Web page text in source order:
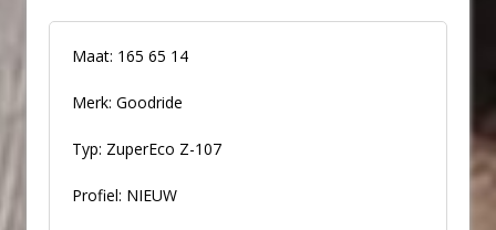
Maat: 165 65 14
Merk: Goodride
Typ: ZuperEco Z-107
Profiel: NIEUW